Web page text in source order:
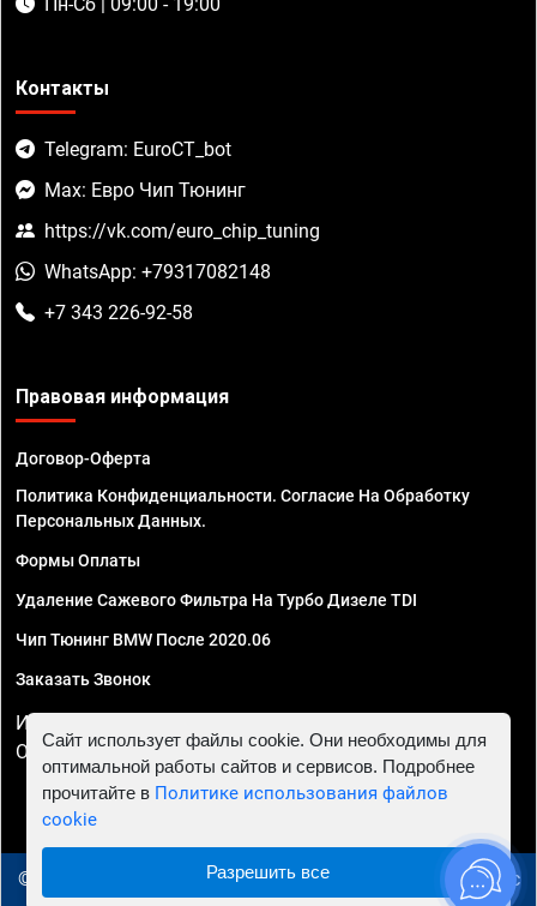
Контакты
Telegram: EuroCT_bot
Max: Евро Чип Тюнинг
https://vk.com/euro_chip_tuning
WhatsApp: +79317082148
+7 343 226-92-58
Правовая информация
Договор-Оферта
Политика Конфиденциальности. Согласие На Обработку
Персональных Данных.
Формы Оплаты
Удаление Сажевого Фильтра На Турбо Дизеле TDI
Чип Тюнинг BMW После 2020.06
Заказать Звонок
ИП Смирнов Георгий Павлович. ИНН 781302555843,
ОГРНИП 324470400032610
© 2010 - 2026 Чип тюнинг в Екатеринбурге - Автосервис
Сайт использует файлы cookie. Они необходимы для
оптимальной работы сайтов и сервисов. Подробнее
прочитайте в Политике использования файлов
cookie
Разрешить все